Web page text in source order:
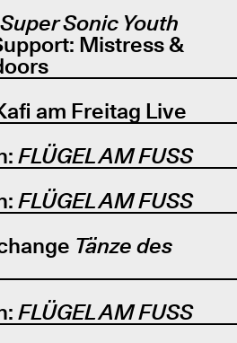
Super Sonic Youth
Mistress &
am Freitag Live
FLÜGEL AM FUSS
FLÜGEL AM FUSS
Tänze des
FLÜGEL AM FUSS